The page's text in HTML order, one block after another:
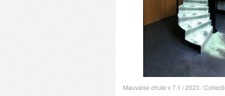
Mauvaise chute v 7.1 / 2023 /